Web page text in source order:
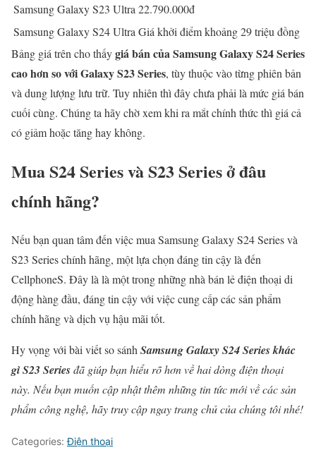
Samsung Galaxy S23 Ultra 22.790.000đ
Samsung Galaxy S24 Ultra Giá khởi điểm khoảng 29 triệu đồng
Bảng giá trên cho thấygiá bán của Samsung Galaxy S24 Series
cao hơn so với Galaxy S23 Series, tùy thuộc vào từng phiên bản
và dung lượng lưu trữ. Tuy nhiên thì đây chưa phải là mức giá bán
cuối cùng. Chúng ta hãy chờ xem khi ra mắt chính thức thì giá cả
có giảm hoặc tăng hay không.
Mua S24 Series và S23 Series ở đâu
chính hãng?
Nếu bạn quan tâm đến việc mua Samsung Galaxy S24 Series và
S23 Series chính hãng, một lựa chọn đáng tin cậy là đến
CellphoneS. Đây là là một trong những nhà bán lẻ điện thoại di
động hàng đầu, đáng tin cậy với việc cung cấp các sản phẩm
chính hãng và dịch vụ hậu mãi tốt.
Hy vọng với bài viết so sánh Samsung Galaxy S24 Series khác
gì S23 Seriesđã giúp bạn hiểu rõ hơn về hai dòng điện thoại
này. Nếu bạn muốn cập nhật thêm những tin tức mới về các sản
phẩm công nghệ, hãy truy cập ngay trang chủ của chúng tôi nhé!
Categories:Điện thoại